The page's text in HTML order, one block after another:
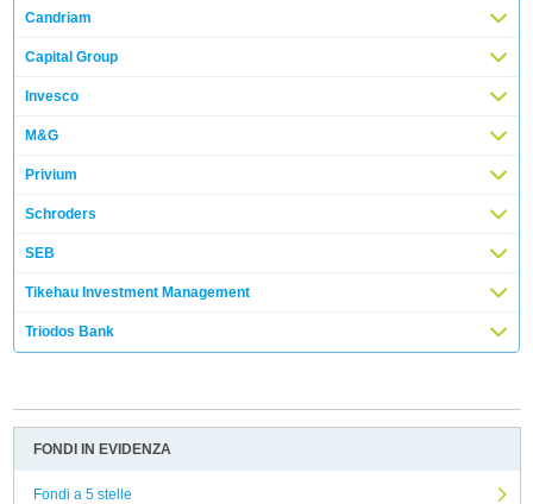
Candriam
Capital Group
Invesco
M&G
Privium
Schroders
SEB
Tikehau Investment Management
Triodos Bank
FONDI IN EVIDENZA
Fondi a 5 stelle